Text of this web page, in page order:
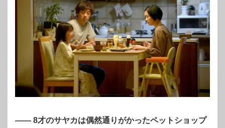
—— 8才のサヤカは偶然通りがかったペットショップ